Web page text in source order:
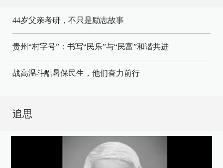
44岁父亲考研，不只是励志故事
贵州“村字号”：书写“民乐”与“民富”和谐共进
战高温斗酷暑保民生，他们奋力前行
追思